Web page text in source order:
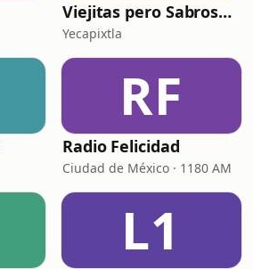
Viejitas pero Sabrosas Radio
Yecapixtla
RF
Radio Felicidad
Ciudad de México · 1180 AM
L1